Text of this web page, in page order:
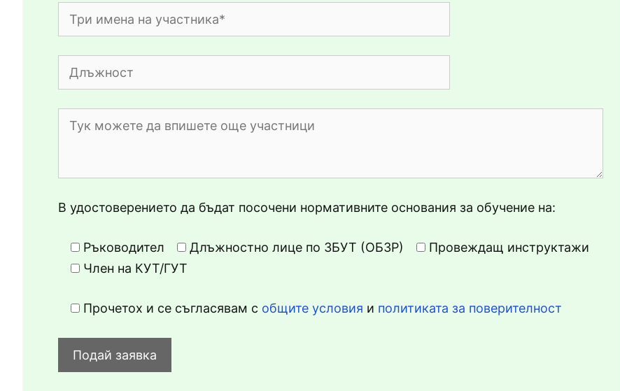
В удостоверението да бъдат посочени нормативните основания за обучение на:
Ръководител Длъжностно лице по ЗБУТ (ОБЗР)
Провеждащ инструктажи
Член на КУТ/ГУТ
Прочетох и се съгласявам с oбщите условия и политиката за поверителност